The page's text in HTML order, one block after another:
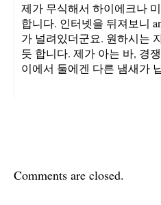
제가 무식해서 하이에크나
합니다. 인터넷을 뒤져보니
가 널려있더군요. 원하시는
듯 합니다. 제가 아는 바, 경
이에서 둘에겐 다른 냄새가
Comments are closed.